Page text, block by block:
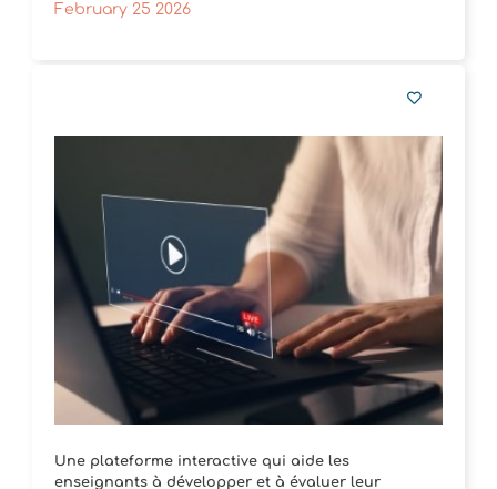
February 25 2026
Une plateforme interactive qui aide les
enseignants à développer et à évaluer leur